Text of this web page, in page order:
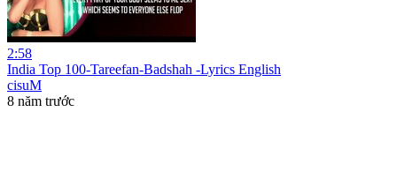
2:58
India Top 100-Tareefan-Badshah -Lyrics English
cisuM
8 năm trước